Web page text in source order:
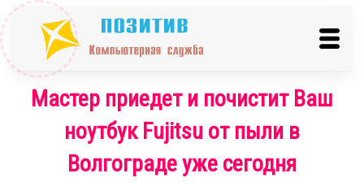
Мастер приедет и почистит Ваш
ноутбук Fujitsu от пыли в
Волгограде уже сегодня